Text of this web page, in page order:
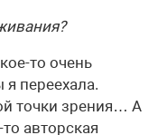
то очень
переехала.
точки зрения… А
авторская